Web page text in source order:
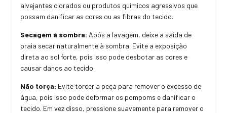
alvejantes clorados ou produtos químicos agressivos que
possam danificar as cores ou as fibras do tecido.
Secagem à sombra: Após a lavagem, deixe a saída de
praia secar naturalmente à sombra. Evite a exposição
direta ao sol forte, pois isso pode desbotar as cores e
causar danos ao tecido.
Não torça: Evite torcer a peça para remover o excesso de
água, pois isso pode deformar os pompoms e danificar o
tecido. Em vez disso, pressione suavemente para remover o